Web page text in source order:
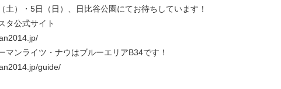
土）・5日（日）、日比谷公園にてお待ちしています！
タ公式サイト
ンライツ・ナウはブルーエリアB34です！
guide/